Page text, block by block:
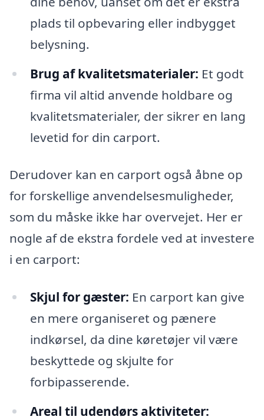
plads til opbevaring eller indbygget
belysning.
Brug af kvalitetsmaterialer: Et godt
firma vil altid anvende holdbare og
kvalitetsmaterialer, der sikrer en lang
levetid for din carport.
Derudover kan en carport også åbne op
for forskellige anvendelsesmuligheder,
som du måske ikke har overvejet. Her er
nogle af de ekstra fordele ved at investere
i en carport:
Skjul for gæster: En carport kan give
en mere organiseret og pænere
indkørsel, da dine køretøjer vil være
beskyttede og skjulte for
forbipasserende.
Areal til udendørs aktiviteter: